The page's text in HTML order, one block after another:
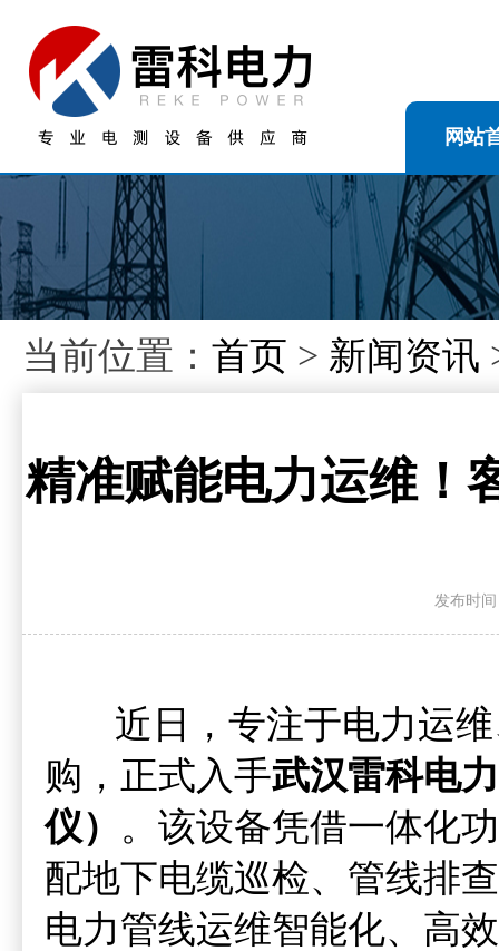
网站
当前位置： 首页 > 新闻资讯
精准赋能电力运维！
发布时间
近日，专注于电力运维
购，正式入手武汉雷科电
仪） 。该设备凭借一体化
配地下电缆巡检、管线排
电力管线运维智能化、高